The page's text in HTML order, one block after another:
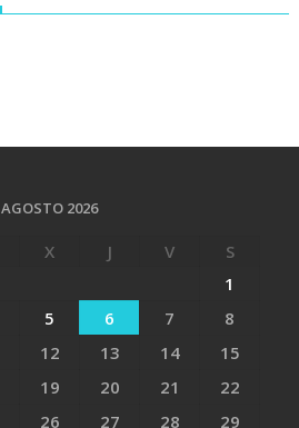
AGOSTO 2026
X J V
S
1
5 6 7
8
12 13 14
15
19 20 21
22
26 27 28
29